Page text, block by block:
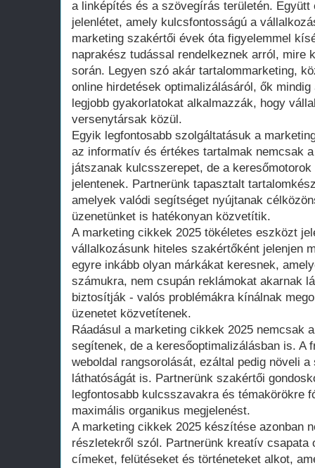
a linképítés és a szövegírás területén.
jelenlétet, amely kulcsfontosságú a
marketing szakértői évek óta figyelemmel
naprakész tudással rendelkeznek arról, mire
során. Legyen szó akár tartalommarketing,
online hirdetések optimalizálásáról, ők
legjobb gyakorlatokat alkalmazzák, hogy
versenytársak közül.
Egyik legfontosabb szolgáltatásuk a
az informatív és értékes tartalmak nemcsak
játszanak kulcsszerepet, de a
jelentenek. Partnerünk tapasztalt
amelyek valódi segítséget nyújtanak
üzenetünket is hatékonyan közvetítik.
A marketing cikkek 2025 tökéletes eszközt
vállalkozásunk hiteles szakértőként jelenjen
egyre inkább olyan márkákat keresnek,
számukra, nem csupán reklámokat akarnak
biztosítják - valós problémákra kínálnak
üzenetet közvetítenek.
Ráadásul a marketing cikkek 2025 nemcsak
segítenek, de a keresőoptimalizálásban is. A
weboldal rangsorolását, ezáltal pedig növeli
láthatóságát is. Partnerünk szakértői
legfontosabb kulcsszavakra és témakörökre
maximális organikus megjelenést.
A marketing cikkek 2025 készítése azonban
részletekről szól. Partnerünk kreatív csapata
címeket, felütéseket és történeteket alkot,